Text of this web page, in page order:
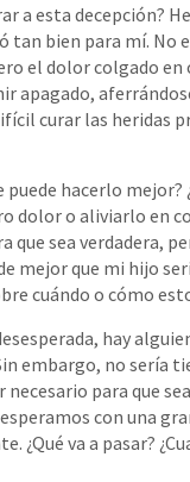
a esta decepción?
tan bien para mí. No
el dolor colgado en
apagado,
curar las heridas
puede hacerlo mejor?
dolor o aliviarlo en
que sea verdadera,
mejor que mi hijo
cuándo o cómo
hay
embargo, no sería
necesario para que
con una
¿Qué va a pasar?